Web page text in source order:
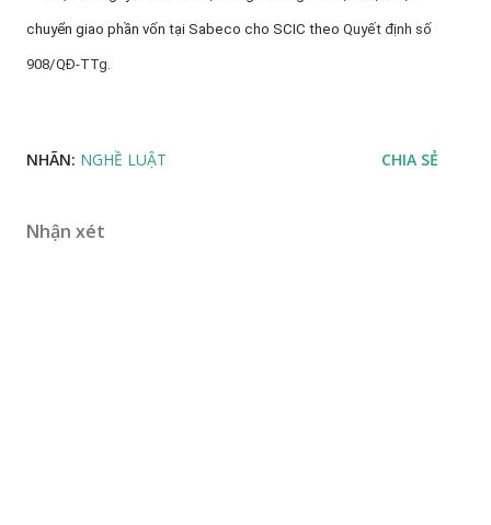
chuyển giao phần vốn tại Sabeco cho SCIC theo Quyết định số
908/QĐ-TTg
NHÃN: NGHỀ LUẬT CHIA SẺ
Nhận xét